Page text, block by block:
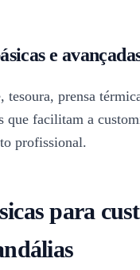
e
tesoura, prensa
que facilitam a
profissional.
para